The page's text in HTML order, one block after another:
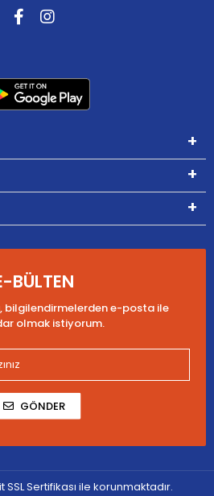
BÜLTEN
bilgilendirmelerden e-posta ile
olmak istiyorum.
GÖNDER
Sertifikası ile korunmaktadır.